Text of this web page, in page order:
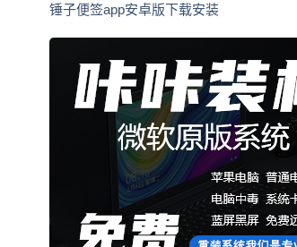
锤子便签app安卓版下载安装